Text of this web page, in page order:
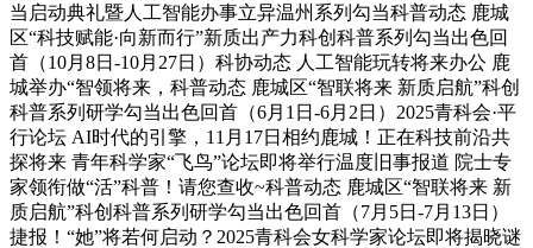
当启动典礼暨人工智能办事立异温州系列勾当科普动态 鹿城
区“科技赋能·向新而行”新质出产力科创科普系列勾当出色回
首（10月8日-10月27日）科协动态 人工智能玩转将来办公 鹿
城举办“智领将来，科普动态 鹿城区“智联将来 新质启航”科创
科普系列研学勾当出色回首（6月1日-6月2日）2025青科会·平
行论坛 AI时代的引擎，11月17日相约鹿城！正在科技前沿共
探将来 青年科学家“飞鸟”论坛即将举行温度旧事报道 院士专
家领衔做“活”科普！请您查收~科普动态 鹿城区“智联将来 新
质启航”科创科普系列研学勾当出色回首（7月5日-7月13日）
捷报！“她”将若何启动？2025青科会女科学家论坛即将揭晓谜